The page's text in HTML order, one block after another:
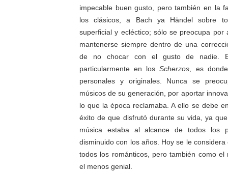
impecable buen gusto, pero también en la
los clásicos, a Bach ya Händel sobre
superficial y ecléctico; sólo se preocupa por
mantenerse siempre dentro de una
de no chocar con el gusto de nadie.
particularmente en losScherzos , es
personales y originales. Nunca se
músicos de su generación, por aportar
lo que la época reclamaba. A ello se debe
éxito de que disfrutó durante su vida, ya
música estaba al alcance de todos los
disminuido con los años. Hoy se le
todos los románticos, pero también como el
el menos genial.